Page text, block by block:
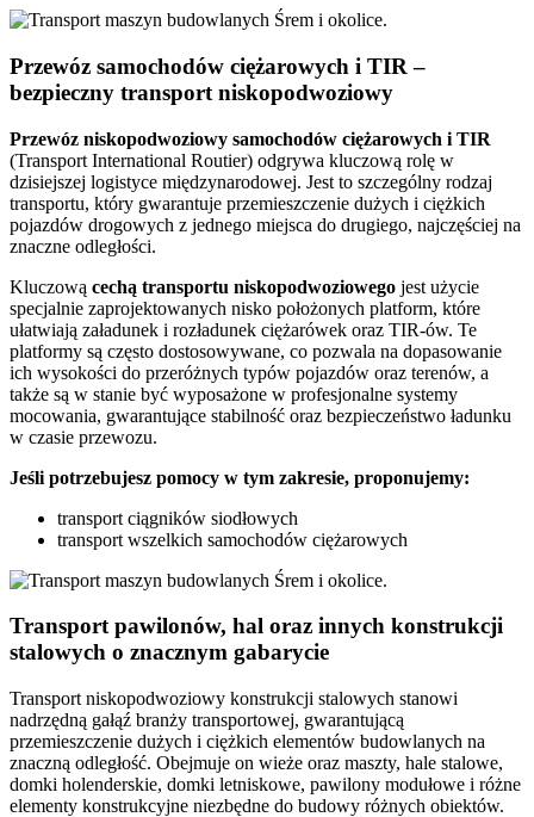
Przewóz samochodów ciężarowych i TIR –
bezpieczny transport niskopodwoziowy
Przewóz niskopodwoziowy samochodów ciężarowych i TIR
(Transport International Routier) odgrywa kluczową rolę w
dzisiejszej logistyce międzynarodowej. Jest to szczególny rodzaj
transportu, który gwarantuje przemieszczenie dużych i ciężkich
pojazdów drogowych z jednego miejsca do drugiego, najczęściej na
znaczne odległości.
Kluczową cechą transportu niskopodwoziowego jest użycie
specjalnie zaprojektowanych nisko położonych platform, które
ułatwiają załadunek i rozładunek ciężarówek oraz TIR-ów. Te
platformy są często dostosowywane, co pozwala na dopasowanie
ich wysokości do przeróżnych typów pojazdów oraz terenów, a
także są w stanie być wyposażone w profesjonalne systemy
mocowania, gwarantujące stabilność oraz bezpieczeństwo ładunku
w czasie przewozu.
Jeśli potrzebujesz pomocy w tym zakresie, proponujemy:
transport ciągników siodłowych
transport wszelkich samochodów ciężarowych
Transport pawilonów, hal oraz innych konstrukcji
stalowych o znacznym gabarycie
Transport niskopodwoziowy konstrukcji stalowych stanowi
nadrzędną gałąź branży transportowej, gwarantującą
przemieszczenie dużych i ciężkich elementów budowlanych na
znaczną odległość. Obejmuje on wieże oraz maszty, hale stalowe,
domki holenderskie, domki letniskowe, pawilony modułowe i różne
elementy konstrukcyjne niezbędne do budowy różnych obiektów.